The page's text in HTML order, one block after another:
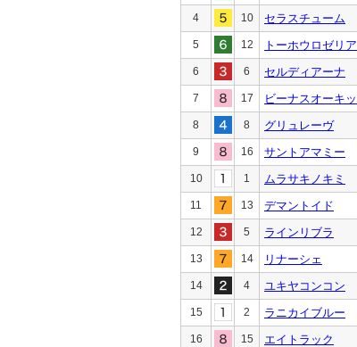
4 10 セラスチューム
5 12 トーホウロゼリア
6 6 セルディアーナ
7 17 ビーナスオーキ
8 8 グリュレーヴ
9 16 サントアマミー
10 1 ムラサキノキミ
11 13 デマントイド
12 5 ラインリブラ
13 14 リナーシェ
14 4 ユキヤコンコン
15 2 ラニカイブルー
16 15 エイトラック